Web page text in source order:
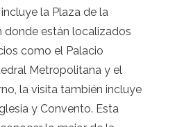
la Plaza de la
donde están localizados
como el Palacio
Metropolitana y el
la visita también incluye
y Convento. Esta